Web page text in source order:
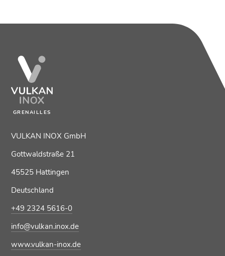
GRENAILLES
VULKAN INOX GmbH
Gottwaldstraße 21
45525 Hattingen
Deutschland
+49 2324 5616-0
info@vulkan.inox.de
www.vulkan-inox.de